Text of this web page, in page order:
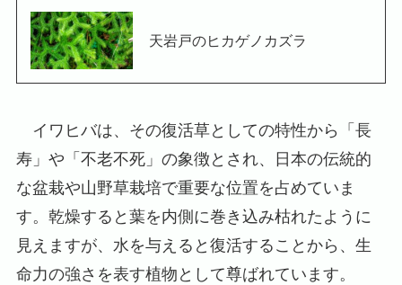
天岩戸のヒカゲノカズラ
イワヒバは、その復活草としての特性から「長
寿」や「不老不死」の象徴とされ、日本の伝統的
な盆栽や山野草栽培で重要な位置を占めていま
す。乾燥すると葉を内側に巻き込み枯れたように
見えますが、水を与えると復活することから、生
命力の強さを表す植物として尊ばれています。